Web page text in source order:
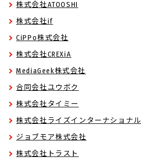
株式会社ATOOSHI
株式会社if
CiPPo株式会社
株式会社CREXiA
MediaGeek株式会社
合同会社ユウボク
株式会社タイミー
株式会社ライズインターナショナル
ジョブモア株式会社
株式会社トラスト